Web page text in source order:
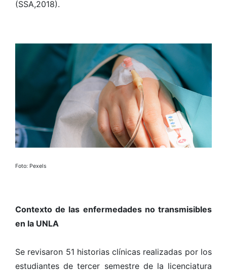
(SSA,2018).
Foto: Pexels
Contexto de las enfermedades no transmisibles
en la UNLA
Se revisaron 51 historias clínicas realizadas por los
estudiantes de tercer semestre de la licenciatura